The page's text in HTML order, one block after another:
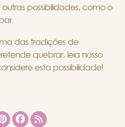
possibilidades, como o
das tradições de
quebrar, leia nosso
esta possibilidade!